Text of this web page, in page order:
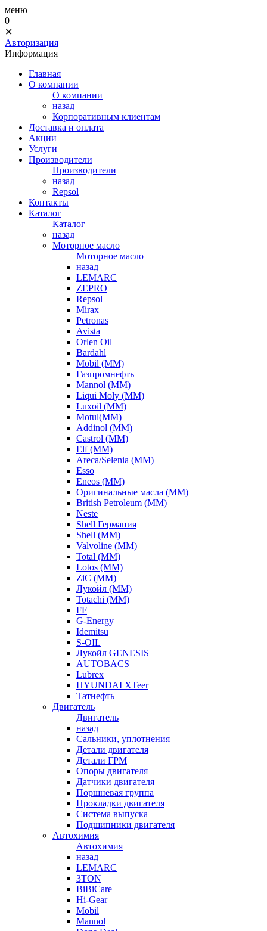
меню
0
✕
Авторизация
Информация
Главная
О компании
О компании
назад
Корпоративным клиентам
Доставка и оплата
Акции
Услуги
Производители
Производители
назад
Repsol
Контакты
Каталог
Каталог
назад
Моторное масло
Моторное масло
назад
LEMARC
ZEPRO
Repsol
Mirax
Petronas
Avista
Orlen Oil
Bardahl
Mobil (ММ)
Газпромнефть
Mannol (ММ)
Liqui Moly (ММ)
Luxoil (ММ)
Motul(ММ)
Addinol (ММ)
Castrol (ММ)
Elf (ММ)
Areca/Selenia (ММ)
Esso
Eneos (ММ)
Оригинальные масла (ММ)
British Petroleum (ММ)
Neste
Shell Германия
Shell (ММ)
Valvoline (ММ)
Total (ММ)
Lotos (ММ)
ZiC (ММ)
Лукойл (ММ)
Totachi (MM)
FF
G-Energy
Idemitsu
S-OIL
Лукойл GENESIS
AUTOBACS
Lubrex
HYUNDAI XTeer
Татнефть
Двигатель
Двигатель
назад
Сальники, уплотнения
Детали двигателя
Детали ГРМ
Опоры двигателя
Датчики двигателя
Поршневая группа
Прокладки двигателя
Система выпуска
Подшипники двигателя
Автохимия
Автохимия
назад
LEMARC
3TON
BiBiCare
Hi-Gear
Mobil
Mannol